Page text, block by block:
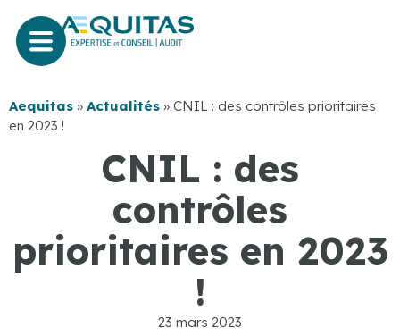
Aequitas » Actualités » CNIL : des contrôles prioritaires
en 2023 !
CNIL : des
contrôles
prioritaires en 2023
!
23 mars 2023